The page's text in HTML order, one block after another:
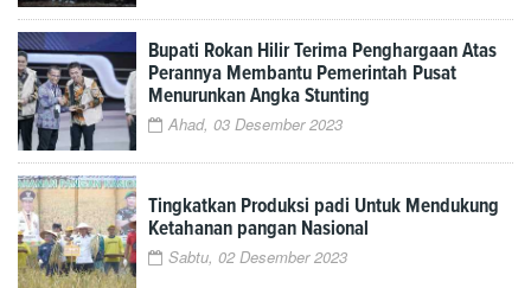
Bupati Rokan Hilir Terima Penghargaan Atas
Perannya Membantu Pemerintah Pusat
Menurunkan Angka Stunting
Ahad, 03 Desember 2023
Tingkatkan Produksi padi Untuk Mendukung
Ketahanan pangan Nasional
Sabtu, 02 Desember 2023